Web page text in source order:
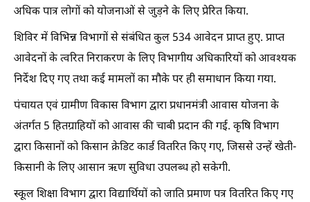
अधिक पात्र लोगों को योजनाओं से जुड़ने के लिए प्रेरित किया.
शिविर में विभिन्न विभागों से संबंधित कुल 534 आवेदन प्राप्त हुए. प्राप्त
आवेदनों के त्वरित निराकरण के लिए विभागीय अधिकारियों को आवश्यक
निर्देश दिए गए तथा कई मामलों का मौके पर ही समाधान किया गया.
पंचायत एवं ग्रामीण विकास विभाग द्वारा प्रधानमंत्री आवास योजना के
अंतर्गत 5 हितग्राहियों को आवास की चाबी प्रदान की गई. कृषि विभाग
द्वारा किसानों को किसान क्रेडिट कार्ड वितरित किए गए, जिससे उन्हें खेती-
किसानी के लिए आसान ऋण सुविधा उपलब्ध हो सकेगी.
स्कूल शिक्षा विभाग द्वारा विद्यार्थियों को जाति प्रमाण पत्र वितरित किए गए